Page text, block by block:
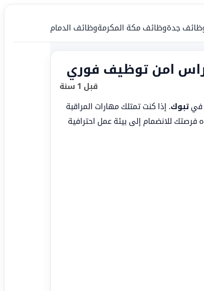
جدةوظائف مكة المكرمةوظائف الدمام
امن توظيف فوري
قبل 1 سنة
فيتبوك. إذا كنت تمتلك مهارات المراقبة
للانضمام إلى بيئة عمل احترافية